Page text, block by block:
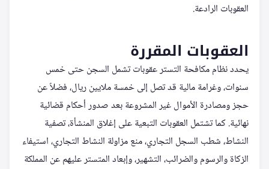
العقوبات الرادعة.
العقوبات المقررة
يحدد نظام مكافحة التستر عقوبات تشمل السجن حتى خمس
سنوات، وغرامة مالية قد تصل إلى خمسة ملايين ريال، فضلاً عن
حجز ومصادرة الأموال غير المشروعة بعد صدور أحكام قضائية
نهائية. كما تشتمل العقوبات التبعية على إغلاق المنشأة، تصفية
النشاط، شطب السجل التجاري، منع مزاولة النشاط التجاري، استيفاء
الزكاة والرسوم والضرائب، التشهير، وإبعاد المتستر عليهم عن المملكة